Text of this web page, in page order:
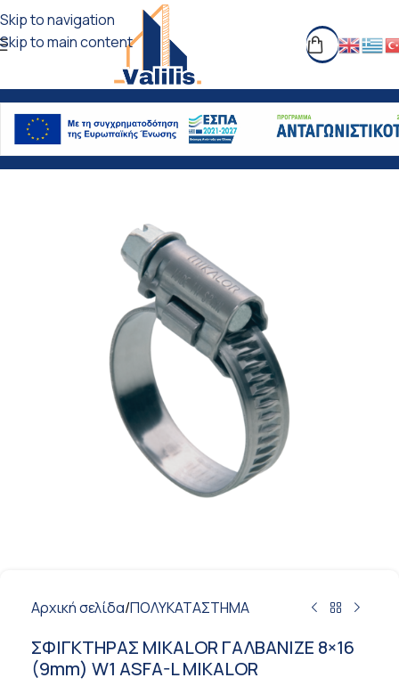
Skip to navigation
Skip to main content
Αρχική σελίδα/ΠΟΛΥΚΑΤΑΣΤΗΜΑ
ΣΦΙΓΚΤΗΡΑΣ MIKALOR ΓΑΛΒANIZE 8×16
(9mm) W1 ASFA-L MIKALOR